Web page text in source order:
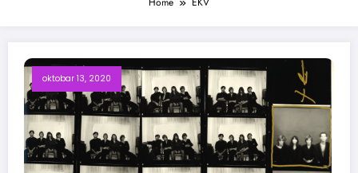
oktobar 13, 2020